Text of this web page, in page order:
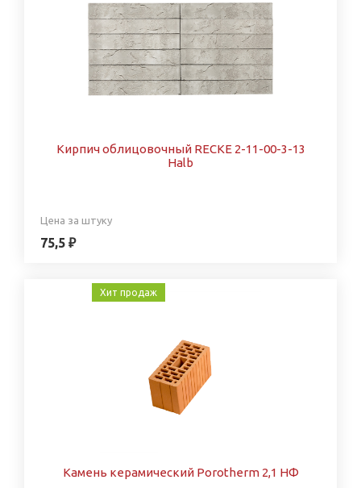
Кирпич облицовочный RECKE 2-11-00-3-13
Halb
Цена за штуку
75,5 ₽
Хит продаж
Камень керамический Porotherm 2,1 НФ